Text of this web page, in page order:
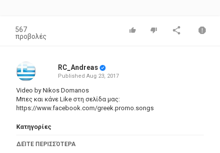
567
προβολές
RC_Andreas
Published Aug 23, 2017
Video by Nikos Domanos
Μπες και κάνε Like στη σελίδα μας:
https://www.facebook.com/greek.promo.songs
Κατηγορίες
ΔΕΊΤΕ ΠΕΡΙΣΣΌΤΕΡΑ